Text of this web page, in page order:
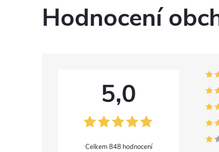
Hodnocení
5,0
848 hodnocení